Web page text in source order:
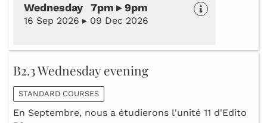
Wednesday 7pm ▸ 9pm
16 Sep 2026 ▸ 09 Dec 2026
B2.3 Wednesday evening
STANDARD COURSES
En Septembre, nous a étudierons l'unité 11 d'Edito